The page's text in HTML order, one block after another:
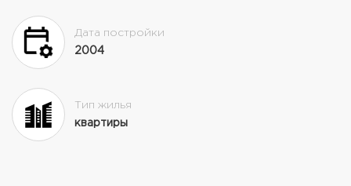
Дата постройки
2004
Тип жилья
квартиры